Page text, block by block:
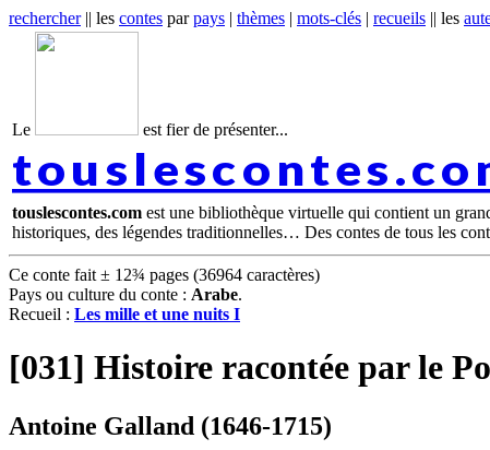
rechercher|| les contes parpays | thèmes | mots-clés | recueils || les
Le est fier de présenter...
touslescontes.com est une bibliothèque virtuelle qui contient un
historiques, des légendes traditionnelles… Des contes de tous les
Ce conte fait ± 12¾ pages (36964 caractères)
Pays ou culture du conte : Arabe.
Recueil : Les mille et une nuits I
[031] Histoire racontée par le
Antoine Galland (1646-1715)